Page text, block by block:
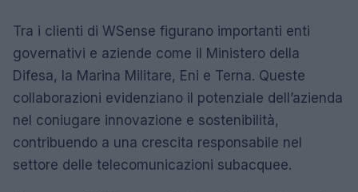
Tra i clienti di WSense figurano importanti enti
governativi e aziende come il Ministero della
Difesa, la Marina Militare, Eni e Terna. Queste
collaborazioni evidenziano il potenziale dell’azienda
nel coniugare innovazione e sostenibilità,
contribuendo a una crescita responsabile nel
settore delle telecomunicazioni subacquee.